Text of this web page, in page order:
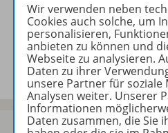
Benachrichtigungs-
Wir verwenden neben
Cookies auch solche, um
personalisieren,
anbieten zu können und
Webseite zu analysieren.
Daten zu ihrer
unsere Partner für soziale
Analysen weiter. Unserer
Informationen
Daten zusammen, die Sie